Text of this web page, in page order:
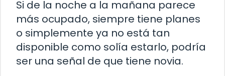
Si de la noche a la mañana parece
más ocupado, siempre tiene planes
o simplemente ya no está tan
disponible como solía estarlo, podría
ser una señal de que tiene novia.